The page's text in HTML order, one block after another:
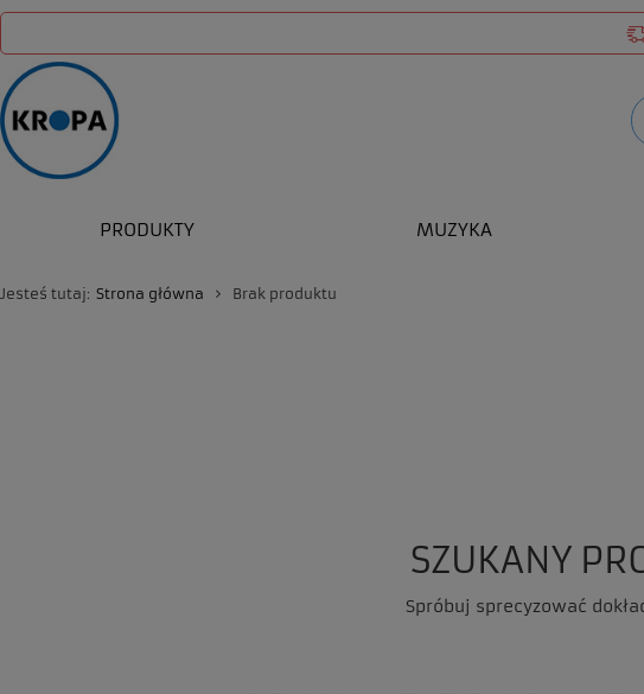
PRODUKTY MUZYKA
Jesteś tutaj: Strona główna Brak produktu
SZUKANY
Spróbuj sprecyzować